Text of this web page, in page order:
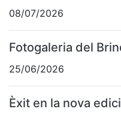
08/07/2026
Fotogaleria del
25/06/2026
Èxit en la nova